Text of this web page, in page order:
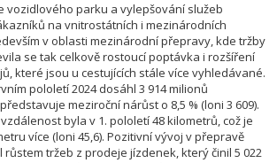
vozidlového parku a vylepšování služeb
na vnitrostátních i mezinárodních
v oblasti mezinárodní přepravy, kde tržby
se tak celkově rostoucí poptávka i rozšíření
které jsou u cestujících stále více vyhledávané.
pololetí 2024 dosáhl 3 914 milionů
meziroční nárůst o 8,5 % (loni 3 609).
byla v 1. pololetí 48 kilometrů, což je
více (loni 45,6). Pozitivní vývoj v přepravě
růstem tržeb z prodeje jízdenek, který činil 5 022